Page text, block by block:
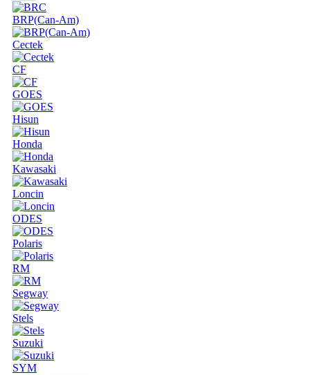
BRP(Can-Am)
Cectek
CF
GOES
Hisun
Honda
Kawasaki
Loncin
ODES
Polaris
RM
Segway
Stels
Suzuki
SYM